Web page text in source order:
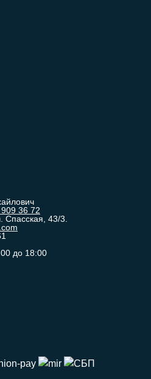
36 72
Спасская, 43/3.
до 18:00